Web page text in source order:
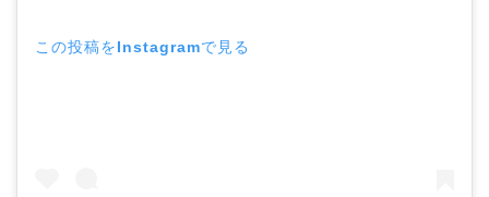
この投稿をInstagramで見る